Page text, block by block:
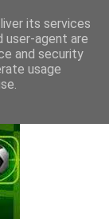
its services
user-agent are
and security
usage